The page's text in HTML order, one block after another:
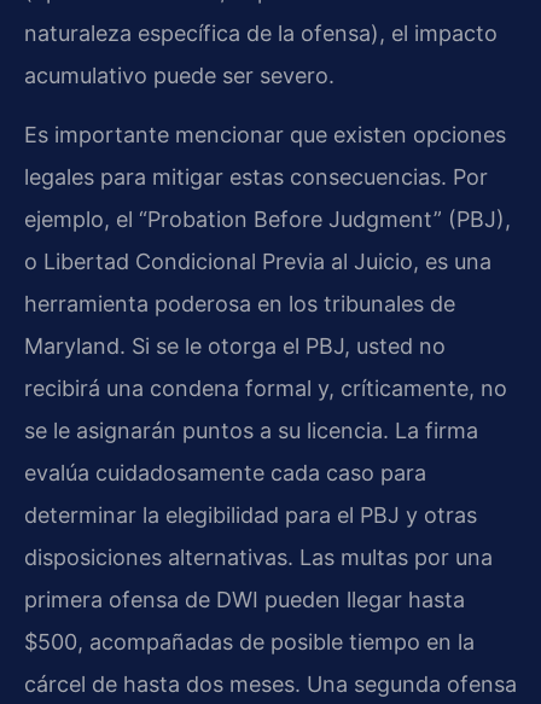
naturaleza específica de la ofensa), el impacto
acumulativo puede ser severo.
Es importante mencionar que existen opciones
legales para mitigar estas consecuencias. Por
ejemplo, el “Probation Before Judgment” (PBJ),
o Libertad Condicional Previa al Juicio, es una
herramienta poderosa en los tribunales de
Maryland. Si se le otorga el PBJ, usted no
recibirá una condena formal y, críticamente, no
se le asignarán puntos a su licencia. La firma
evalúa cuidadosamente cada caso para
determinar la elegibilidad para el PBJ y otras
disposiciones alternativas. Las multas por una
primera ofensa de DWI pueden llegar hasta
$500, acompañadas de posible tiempo en la
cárcel de hasta dos meses. Una segunda ofensa